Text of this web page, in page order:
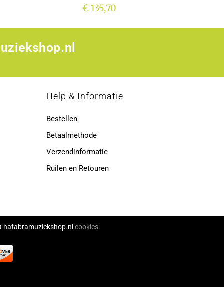
€135,70
Help & Informatie
Bestellen
Betaalmethode
Verzendinformatie
Ruilen en Retouren
hafabramuziekshop.nlcookies.